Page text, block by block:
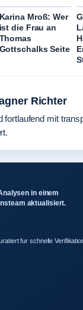
Karina Mroß: Wer
ist die Frau an
Thomas
Gottschalks Seite
Richter
fortlaufend mit
in einem
aktualisiert.
fur schnelle